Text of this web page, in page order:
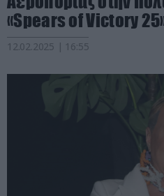
«Spears of Victory
12.02.2025 | 16:55